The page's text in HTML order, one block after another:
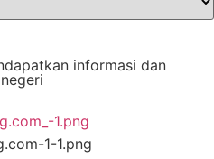
informasi dan